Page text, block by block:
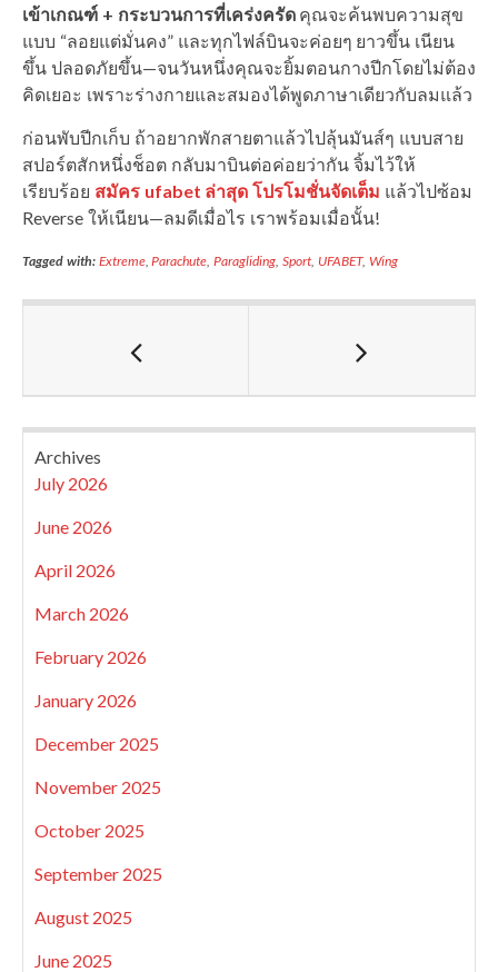
เข้าเกณฑ์ + กระบวนการที่เคร่งครัดคุณจะค้นพบความสุข
แบบ “ลอยแต่มั่นคง” และทุกไฟล์บินจะค่อยๆ ยาวขึ้น เนียน
ขึ้น ปลอดภัยขึ้น—จนวันหนึ่งคุณจะยิ้มตอนกางปีกโดยไม่ต้อง
คิดเยอะ เพราะร่างกายและสมองได้พูดภาษาเดียวกับลมแล้ว
ก่อนพับปีกเก็บ ถ้าอยากพักสายตาแล้วไปลุ้นมันส์ๆ แบบสาย
สปอร์ตสักหนึ่งช็อต กลับมาบินต่อค่อยว่ากัน จิ้มไว้ให้
เรียบร้อย สมัคร ufabet ล่าสุด โปรโมชั่นจัดเต็ม แล้วไปซ้อม
Reverse ให้เนียน—ลมดีเมื่อไร เราพร้อมเมื่อนั้น!
Tagged with: Extreme,Parachute ,Paragliding ,Sport, UFABET, Wing
Archives
July 2026
June 2026
April 2026
March 2026
February 2026
January 2026
December 2025
November 2025
October 2025
September 2025
August 2025
June 2025